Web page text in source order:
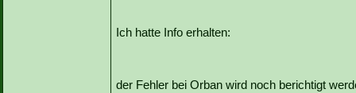
Ich hatte Info erhalten:
der Fehler bei Orban wird noch berichtigt